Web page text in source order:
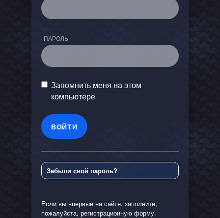
ПАРОЛЬ
Запомнить меня на этом
компьютере
Забыли свой пароль?
Если вы впервые на сайте, заполните,
пожалуйста, регистрационную форму.